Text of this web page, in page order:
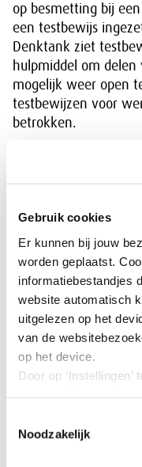
Gebruik cookies
Er kunnen bij jouw
worden geplaatst.
informatiebestandjes
website automatisch
uitgelezen op het
van de
op het device.
Door op
alle cookies zoals
in deze
Noodzakelijk
op besmetting bij
een testbewijs
Denktank ziet
hulpmiddel om delen
mogelijk weer open
testbewijzen voor
betrokken.
De testen en
papier beschikbaar
iedereen heeft
duidelijke informatie
in vormen die bij de
Het advies “Veilig en
testbeleid” wordt op
aangeboden.